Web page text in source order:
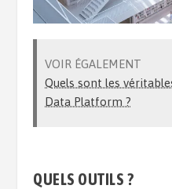
VOIR ÉGALEMENT
Quels sont les
Data Platform ?
QUELS OUTILS ?